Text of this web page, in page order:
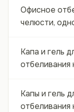
Офисное
челюсти,
Капа и гель
отбеливания
Капы и гель
отбеливания